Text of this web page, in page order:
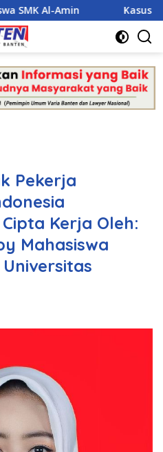
Kasus Dugaan
Pekerja
Kerja Oleh:
Mahasiswa